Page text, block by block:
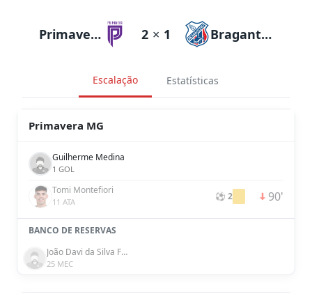
Primavera MG 2 × 1 Bragantino PA
Escalação Estatísticas
Primavera MG
Guilherme Medina
1 GOL
Tomi Montefiori
11 ATA ⚽ 2 90'
BANCO DE RESERVAS
João Davi da Silva Ferreira Carvalho
25 MEC